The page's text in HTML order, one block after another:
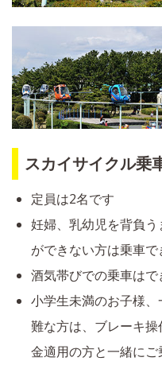
スカイサイクル乗
定員は2名です
妊婦、乳幼児を背負
ができない方は乗車で
酒気帯びでの乗車はで
小学生未満のお子様
難な方は、ブレーキ
金適用の方と一緒にご